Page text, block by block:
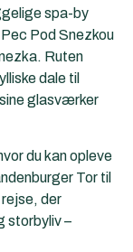
spa-by
Pod Snezkou
Ruten
dale til
glasværker
du kan opleve
Tor til
der
storbyliv –